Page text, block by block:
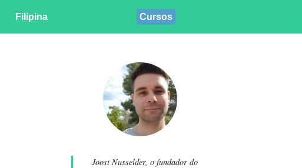
Filipina Cursos
Joost Nusselder, o fundador do